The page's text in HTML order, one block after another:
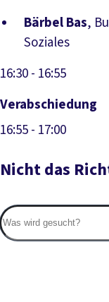
Bärbel Bas,
Soziales
16:30- 16:55
Verabschiedung
16:55- 17:00
Nicht das